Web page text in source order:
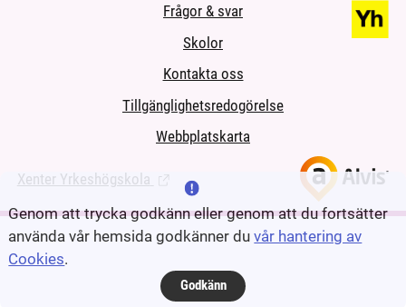
Frågor & svar
Skolor
Kontakta oss
Tillgänglighetsredogörelse
Webbplatskarta
Xenter Yrkeshögskola (Länk till extern sida.)
Genom att trycka godkänn eller genom att du fortsätter
använda vår hemsida godkänner duvår hantering av
Cookies.
Godkänn